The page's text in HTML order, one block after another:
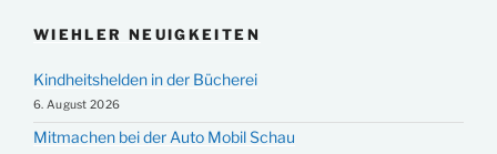
WIEHLER NEUIGKEITEN
Kindheitshelden in der Bücherei
6. August 2026
Mitmachen bei der Auto Mobil Schau